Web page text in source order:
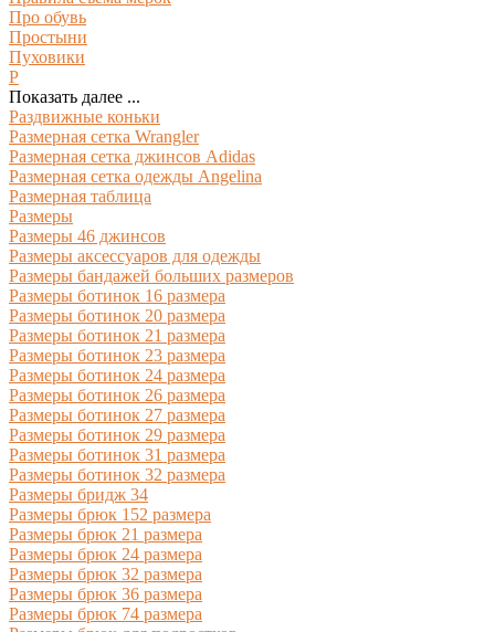
Про обувь
Простыни
Пуховики
Р
Показать далее ...
Раздвижные коньки
Размерная сетка Wrangler
Размерная сетка джинсов Adidas
Размерная сетка одежды Angelina
Размерная таблица
Размеры
Размеры 46 джинсов
Размеры аксессуаров для одежды
Размеры бандажей больших размеров
Размеры ботинок 16 размера
Размеры ботинок 20 размера
Размеры ботинок 21 размера
Размеры ботинок 23 размера
Размеры ботинок 24 размера
Размеры ботинок 26 размера
Размеры ботинок 27 размера
Размеры ботинок 29 размера
Размеры ботинок 31 размера
Размеры ботинок 32 размера
Размеры бридж 34
Размеры брюк 152 размера
Размеры брюк 21 размера
Размеры брюк 24 размера
Размеры брюк 32 размера
Размеры брюк 36 размера
Размеры брюк 74 размера